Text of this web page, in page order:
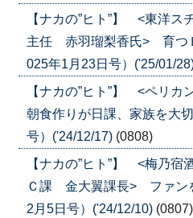
【ナカの”ヒト”】 <東洋
主任 赤羽瑠梨香氏> 育つ
025年1月23日号）('25/01/
【ナカの”ヒト”】 <ペリ
朝食作りが日課、家族を大
号）('24/12/17) (0808)
【ナカの”ヒト”】 <梅乃
Ｃ課 金大翼課長> ファン
2月5日号）('24/12/10) (0807)